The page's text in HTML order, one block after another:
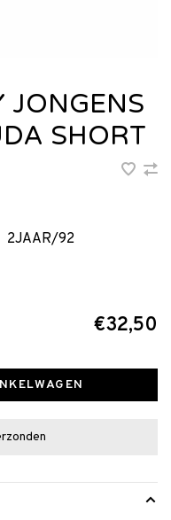
JONGENS
SHORT
2JAAR/92
€32,50